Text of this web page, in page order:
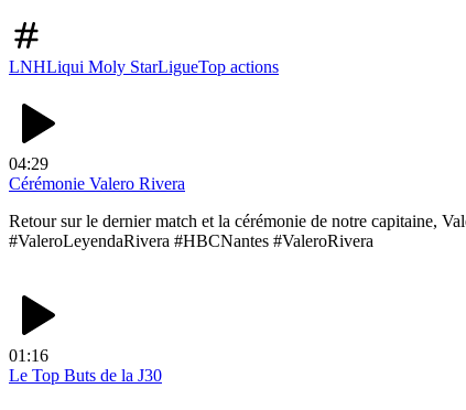
LNHLiqui Moly StarLigueTop actions
04:29
Cérémonie Valero Rivera
Retour sur le dernier match et la cérémonie de notre capitaine,
#ValeroLeyendaRivera #HBCNantes #ValeroRivera
01:16
Le Top Buts de la J30